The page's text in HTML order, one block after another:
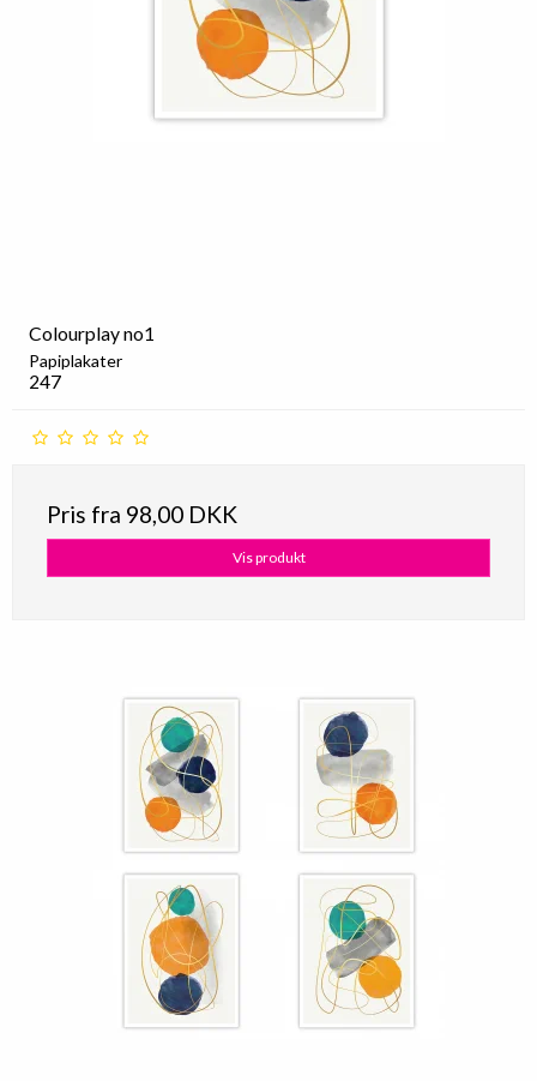
Colourplay no1
Papiplakater
247
Pris fra 98,00 DKK
Vis produkt